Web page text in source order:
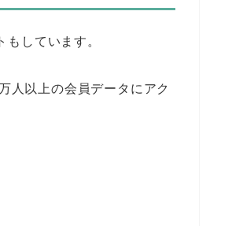
しています。
人以上の会員データにアク